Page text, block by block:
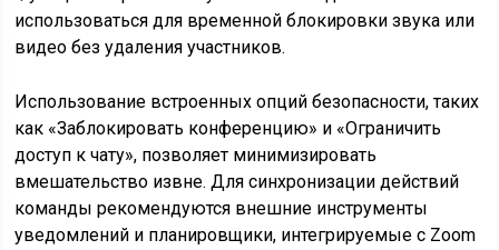
использоваться для временной блокировки звука или
видео без удаления участников.
Использование встроенных опций безопасности, таких
как «Заблокировать конференцию» и «Ограничить
доступ к чату», позволяет минимизировать
вмешательство извне. Для синхронизации действий
команды рекомендуются внешние инструменты
уведомлений и планировщики, интегрируемые с Zoom